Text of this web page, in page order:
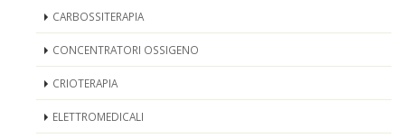
CARBOSSITERAPIA
CONCENTRATORI OSSIGENO
CRIOTERAPIA
ELETTROMEDICALI